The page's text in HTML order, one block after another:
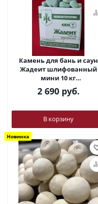
Камень для бань и саун
Жадеит шлифованный
мини 10 кг
ХакасИнтерСервис
2 690руб.
В корзину
Новинка